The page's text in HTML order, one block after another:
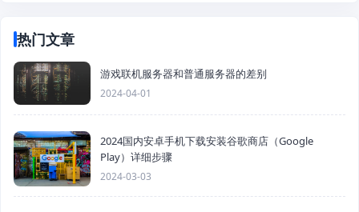
热门文章
游戏联机服务器和普通服务器的差别
2024-04-01
2024国内安卓手机下载安装谷歌商店（Google
Play）详细步骤
2024-03-03